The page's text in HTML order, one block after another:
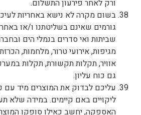
ורק לאחר פירעון התשלום.
בשום מקרה לא נישא באחריות
גורמים שאינם בשליטתנו ו/או
שביתות ואי סדרים בנמלי הים
מגיפות, אירועי טרור, מלחמות,
אוויר, תקלות תקשורת, תקלות
גם כוח עליון.
עליכם לבדוק את המוצרים מיד עם
ליקויים באם קיימים. במידה שלא
האספקה, יחשב כאילו סופקו